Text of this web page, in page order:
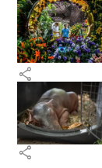
share
share